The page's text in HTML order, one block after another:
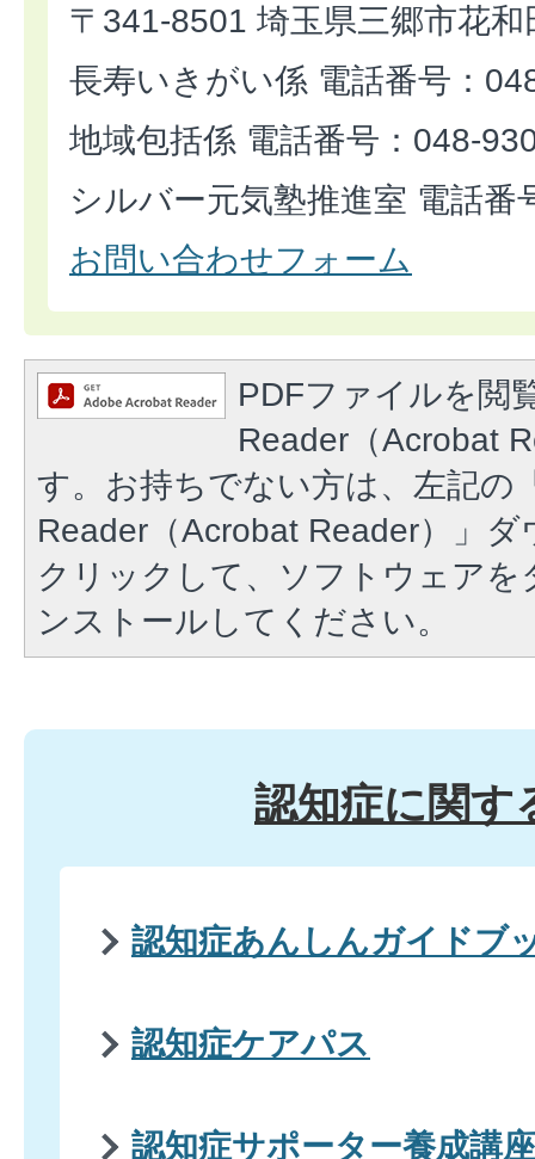
〒341-8501 埼玉県三郷市花
長寿いきがい係 電話番号：
地域包括係 電話番号：048-
シルバー元気塾推進室 電話番
お問い合わせフォーム
PDFファイルを閲
Reader（Acrobat
す。お持ちでない方は、左記の
Reader（Acrobat Reader）」
クリックして、ソフトウェア
ンストールしてください。
認知症に関す
認知症あんしんガイドブ
認知症ケアパス
認知症サポーター養成講座